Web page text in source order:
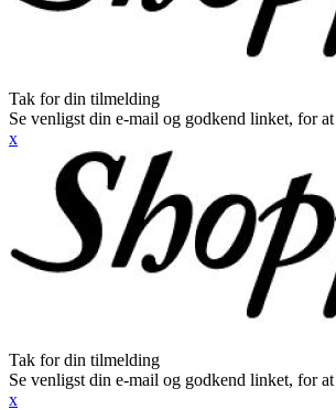
Tak for din tilmelding
Se venligst din e-mail og godkend linket, for
x
Tak for din tilmelding
Se venligst din e-mail og godkend linket, for
x